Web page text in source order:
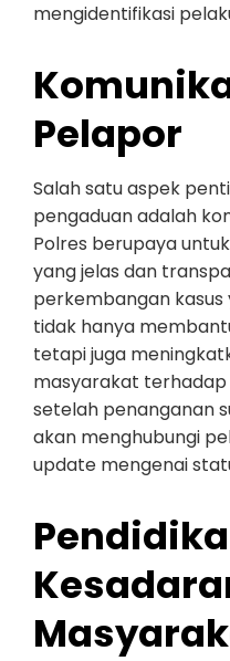
mengidentifikasi
Pelapor
Salah satu aspek
pengaduan adalah
Polres berupaya
yang jelas dan
perkembangan kasus
tidak hanya
tetapi juga
masyarakat terhadap
setelah penanganan
akan menghubungi
update mengenai